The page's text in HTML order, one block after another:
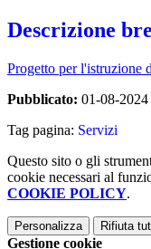
Descrizione
Progetto per l'istruzione
Pubblicato: 01-08-2024
Tag pagina: Servizi
Questo sito o gli
cookie necessari al
COOKIE POLICY.
Personalizza Rifiuta
Gestione cookie